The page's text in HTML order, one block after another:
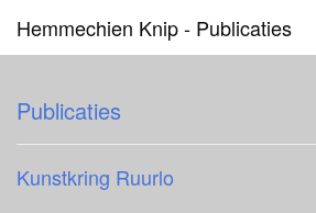
Hemmechien Knip - Publicaties
Publicaties
Kunstkring Ruurlo